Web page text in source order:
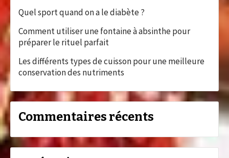
Quel sport quand on a le diabète ?
Comment utiliser une fontaine à absinthe pour
préparer le rituel parfait
Les différents types de cuisson pour une meilleure
conservation des nutriments
Commentaires récents